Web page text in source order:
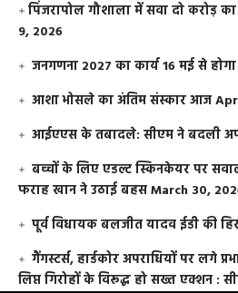
​पिंजरापोल गौशाला में सवा दो करोड़ का
9, 2026
जनगणना 2027 का कार्य 16 मई से
आशा भोसले का अंतिम संस्कार आज
आईएएस के तबादले: सीएम ने बदली
बच्चों के लिए एडल्ट स्किनकेयर पर
फराह खान ने उठाई बहसMarch 30,
पूर्व विधायक बलजीत यादव ईडी की
गैंगस्टर्स, हार्डकोर अपराधियों पर लगे
लिप्त गिरोहों के विरूद्ध हो सख्त एक्शन :